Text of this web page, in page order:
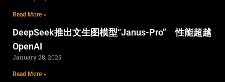
Read More »
DeepSeek推出文生图模型“Janus-Pro” 性能超越
OpenAI
January 28, 2025
Read More »